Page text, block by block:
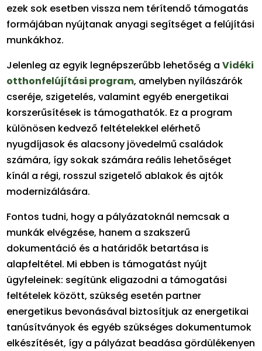
ezek sok esetben vissza nem térítendő támogatás
formájában nyújtanak anyagi segítséget a felújítási
munkákhoz.
Jelenleg az egyik legnépszerűbb lehetőség aVidéki
otthonfelújítási program, amelyben nyílászárók
cseréje, szigetelés, valamint egyéb energetikai
korszerűsítések is támogathatók. Ez a program
különösen kedvező feltételekkel elérhető
nyugdíjasok és alacsony jövedelmű családok
számára, így sokak számára reális lehetőséget
kínál a régi, rosszul szigetelő ablakok és ajtók
modernizálására.
Fontos tudni, hogy a pályázatoknál nemcsak a
munkák elvégzése, hanem a szakszerű
dokumentáció és a határidők betartása is
alapfeltétel. Mi ebben is támogatást nyújt
ügyfeleinek: segítünk eligazodni a támogatási
feltételek között, szükség esetén partner
energetikus bevonásával biztosítjuk az energetikai
tanúsítványok és egyéb szükséges dokumentumok
elkészítését, így a pályázat beadása gördülékenyen